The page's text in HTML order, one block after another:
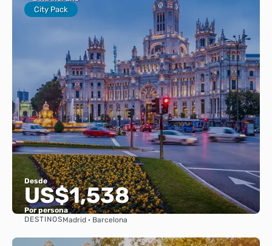
City Pack
Desde
US$1,538
Por persona
DESTINOSMadrid · Barcelona